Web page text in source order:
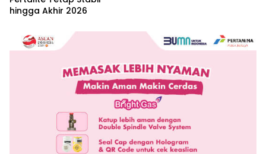
hingga Akhir 2026